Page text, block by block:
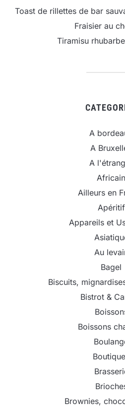
Toast de rillettes de bar
Fraisier au
Tiramisu
A
A
A
Africain
Ailleurs en
Apéritif
Appareils et
Au
Bagel
Biscuits,
Bistrot &
Boissons
Brownies,